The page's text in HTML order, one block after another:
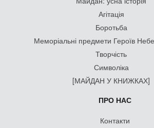
Агітація
Боротьба
Меморіальні предмети Героїв
Творчість
Символіка
[МАЙДАН У КНИЖКАХ]
ПРО НАС
Контакти